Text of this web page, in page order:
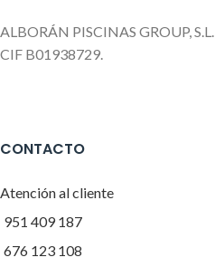
ALBORÁN PISCINAS GROUP, S.L.
CIF B01938729.
CONTACTO
Atención al cliente
951 409 187
676 123 108